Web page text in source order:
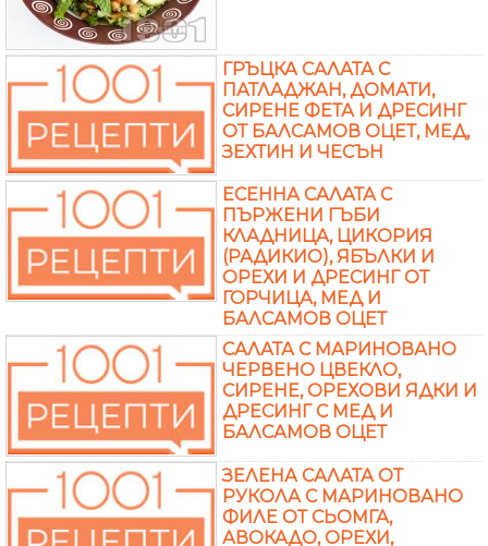
ГРЪЦКА САЛАТА С
ПАТЛАДЖАН, ДОМАТИ,
СИРЕНЕ ФЕТА И ДРЕСИНГ
ОТ БАЛСАМОВ ОЦЕТ, МЕД,
ЗЕХТИН И ЧЕСЪН
ЕСЕННА САЛАТА С
ПЪРЖЕНИ ГЪБИ
КЛАДНИЦА, ЦИКОРИЯ
(РАДИКИО), ЯБЪЛКИ И
ОРЕХИ И ДРЕСИНГ ОТ
ГОРЧИЦА, МЕД И
БАЛСАМОВ ОЦЕТ
САЛАТА С МАРИНОВАНО
ЧЕРВЕНО ЦВЕКЛО,
СИРЕНЕ, ОРЕХОВИ ЯДКИ И
ДРЕСИНГ С МЕД И
БАЛСАМОВ ОЦЕТ
ЗЕЛЕНА САЛАТА ОТ
РУКОЛА С МАРИНОВАНО
ФИЛЕ ОТ СЬОМГА,
АВОКАДО, ОРЕХИ,